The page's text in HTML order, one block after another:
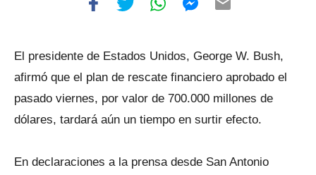
El presidente de Estados Unidos, George W. Bush,
afirmó que el plan de rescate financiero aprobado el
pasado viernes, por valor de 700.000 millones de
dólares, tardará aún un tiempo en surtir efecto.
En declaraciones a la prensa desde San Antonio